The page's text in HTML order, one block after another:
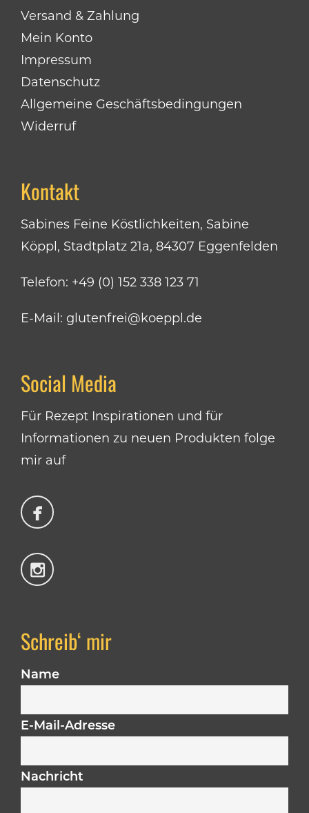
Versand & Zahlung
Mein Konto
Impressum
Datenschutz
Allgemeine Geschäftsbedingungen
Widerruf
Kontakt
Sabines Feine Köstlichkeiten, Sabine
Köppl, Stadtplatz 21a, 84307 Eggenfelden
Telefon: +49 (0) 152 338 123 71
E-Mail: glutenfrei@koeppl.de
Social Media
Für Rezept Inspirationen und für
Informationen zu neuen Produkten folge
mir auf
Schreib‘ mir
Name
E-Mail-Adresse
Nachricht